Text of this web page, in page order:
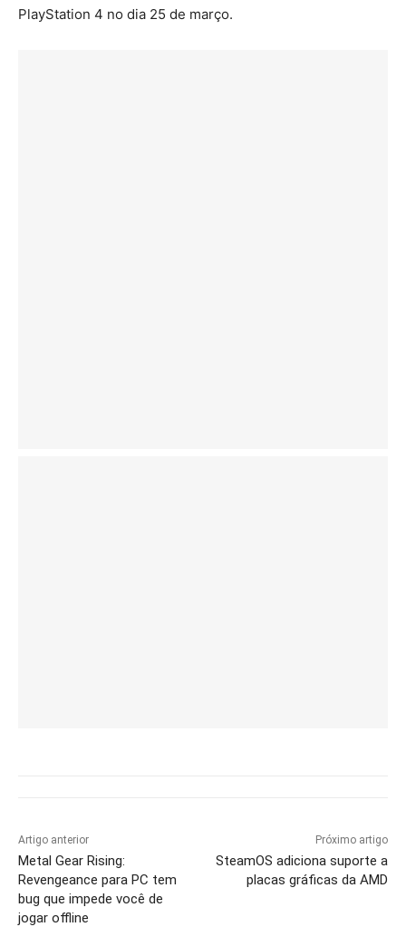
PlayStation 4 no dia 25 de março.
Artigo anterior
Metal Gear Rising:
Revengeance para PC tem
bug que impede você de
jogar offline
Próximo artigo
SteamOS adiciona suporte a
placas gráficas da AMD